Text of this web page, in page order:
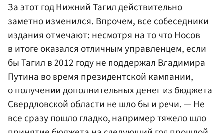
За этот год Нижний Тагил действительно
заметно изменился. Впрочем, все собеседники
издания отмечают: несмотря на то что Носов
в итоге оказался отличным управленцем, если
бы Тагил в 2012 году не поддержал Владимира
Путина во время президентской кампании,
о получении дополнительных денег из бюджета
Свердловской области не шло бы и речи. — Не
все сразу пошло гладко, например тяжело шло